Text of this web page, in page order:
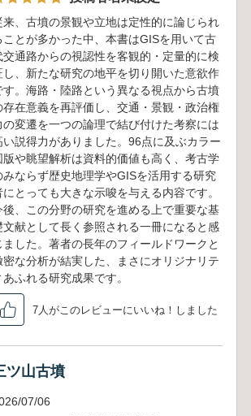
来、古墳の景観や立地は定性的に論じられ
ことが多かった中、本書はGISを用いて古
交通路からの視認性を客観的・定量的に検
し、新たな研究の地平を切り開いた意欲作
す。海路・陸路という異なる視点から古墳
存在意義を再評価し、交通・景観・政治権
の変遷を一つの論理で結び付けた考察には
い説得力がありました。96点に及ぶカラー
版や眺望解析は資料的価値も高く、考古学
みならず歴史地理学やGISを活用する研究
にとっても大きな示唆を与える内容です。
後、この分野の研究を進める上で重要な基
文献として長く参照される一冊になると感
ました。著者の長年のフィールドワークと
密な分析が結実した、まさにオリジナリテ
あふれる研究成果です。
7人がこのレビューにいいね！しました
ツ山古墳
07/06